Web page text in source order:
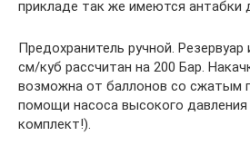
прикладе так же имеются антабки
Предохранитель ручной.
см/куб рассчитан на 200 Бар.
возможна от баллонов со сжатым
помощи насоса высокого давления
комплект!).